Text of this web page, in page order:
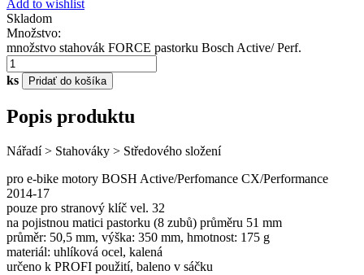
Add to wishlist
Skladom
Množstvo:
množstvo stahovák FORCE pastorku Bosch Active/ Perf.
ks Pridať do košíka
Popis produktu
Nářadí > Stahováky > Středového složení
pro e-bike motory BOSH Active/Perfomance CX/Performance
2014-17
pouze pro stranový klíč vel. 32
na pojistnou matici pastorku (8 zubů) průměru 51 mm
průměr: 50,5 mm, výška: 350 mm, hmotnost: 175 g
materiál: uhlíková ocel, kalená
určeno k PROFI použití, baleno v sáčku